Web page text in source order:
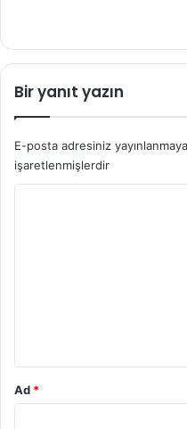
Bir yanıt yazın
E-posta adresiniz
işaretlenmişlerdir
Ad *